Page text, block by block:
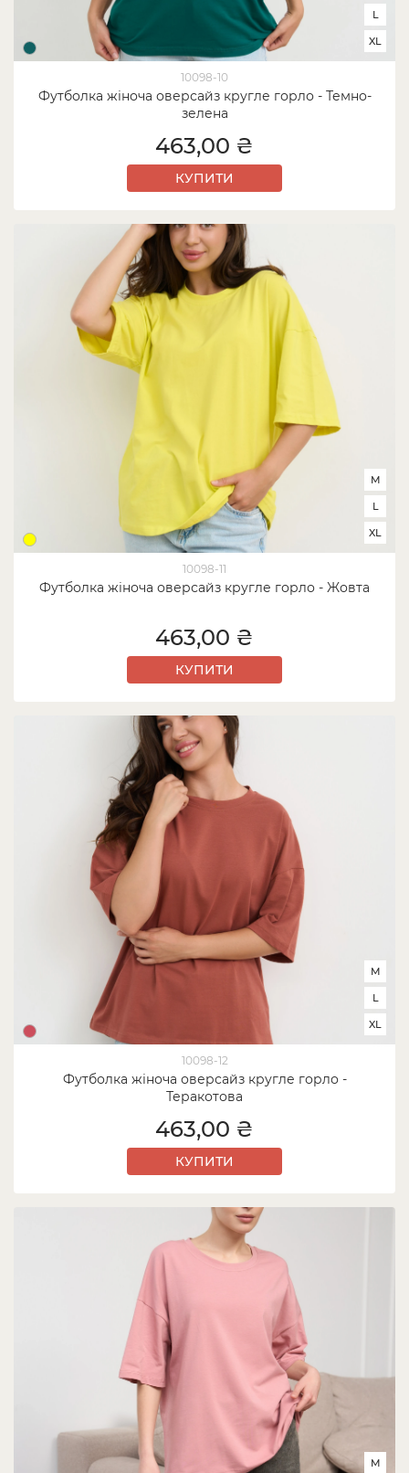
10098-10
Футболка жіноча оверсайз кругле горло - Темно-
зелена
L
XL
463,00 ₴
КУПИТИ
10098-11
Футболка жіноча оверсайз кругле горло - Жовта
M
L
XL
463,00 ₴
КУПИТИ
10098-12
Футболка жіноча оверсайз кругле горло -
Теракотова
M
L
XL
463,00 ₴
КУПИТИ
M